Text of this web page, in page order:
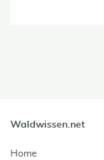
Waldwissen.net
Home